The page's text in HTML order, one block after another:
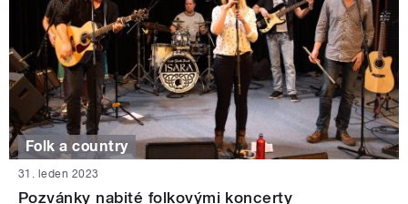
Folk a country
31. leden 2023
Pozvánky nabité folkovými koncerty